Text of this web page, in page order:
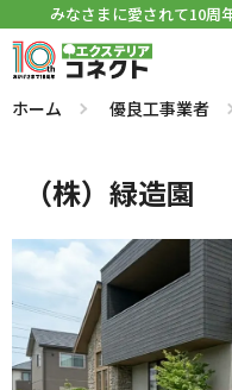
みなさまに愛されて10周
ホーム 優良工事業者
（株）緑造園